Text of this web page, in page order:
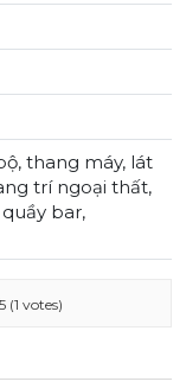
thang máy, lát
trí ngoại thất,
bar,
(1 votes)